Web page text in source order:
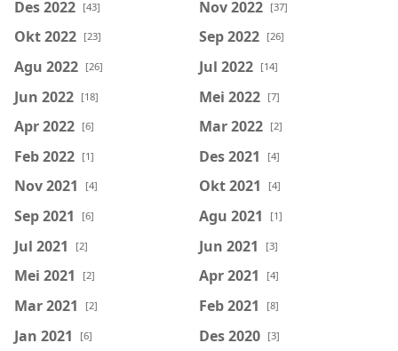
Des 2022 [43] Nov 2022 [37]
Okt 2022 [23] Sep 2022 [26]
Agu 2022 [26] Jul 2022 [14]
Jun 2022 [18] Mei 2022 [7]
Apr 2022 [6] Mar 2022 [2]
Feb 2022 [1] Des 2021 [4]
Nov 2021 [4] Okt 2021 [4]
Sep 2021 [6] Agu 2021 [1]
Jul 2021 [2] Jun 2021 [3]
Mei 2021 [2] Apr 2021 [4]
Mar 2021 [2] Feb 2021 [8]
Jan 2021 [6] Des 2020 [3]